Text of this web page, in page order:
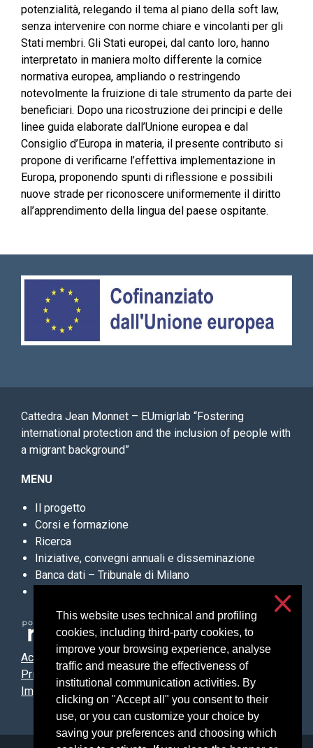
This website uses technical and profiling
cookies, including third-party cookies, to
improve your browsing experience, analyse
traffic and measure the effectiveness of
institutional communication activities. By
clicking on "Accept all" you consent to their
use, or you can customize your choice by
saving your preferences and choosing which
potenzialità, relegando il tema al piano della soft law,
senza intervenire con norme chiare e vincolanti per gli
Stati membri. Gli Stati europei, dal canto loro, hanno
interpretato in maniera molto differente la cornice
normativa europea, ampliando o restringendo
notevolmente la fruizione di tale strumento da parte dei
beneficiari. Dopo una ricostruzione dei principi e delle
linee guida elaborate dall’Unione europea e dal
Consiglio d’Europa in materia, il presente contributo si
propone di verificarne l’effettiva implementazione in
Europa, proponendo spunti di riflessione e possibili
nuove strade per riconoscere uniformemente il diritto
all’apprendimento della lingua del paese ospitante.
Cattedra Jean Monnet – EUmigrlab “Fostering
international protection and the inclusion of people with
a migrant background”
MENU
Il progetto
Corsi e formazione
Ricerca
Iniziative, convegni annuali e disseminazione
Banca dati – Tribunale di Milano
Accessibilità
Privacy e cookies
Impostazioni cookie